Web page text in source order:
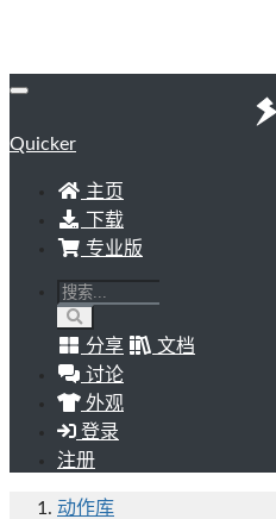
Quicker
主页
下载
专业版
分享
文档
讨论
外观
登录
注册
动作库